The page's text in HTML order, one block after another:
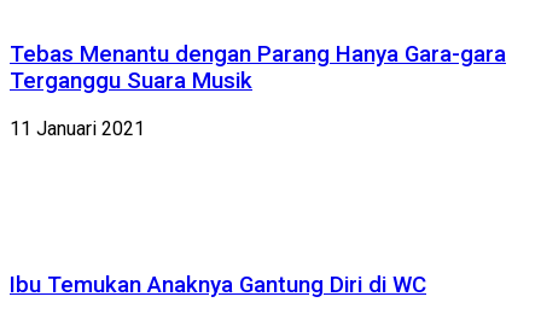
Tebas Menantu dengan Parang Hanya Gara-gara
Terganggu Suara Musik
11 Januari 2021
Ibu Temukan Anaknya Gantung Diri di WC